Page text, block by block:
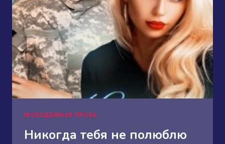
МОЛОДЕЖНАЯ ПРОЗА
Никогда тебя не полюблю